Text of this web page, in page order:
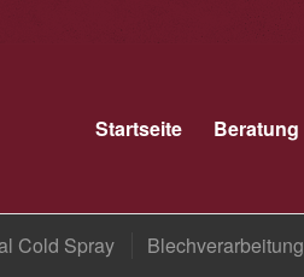
Startseite Beratung
Cold Spray Blechverarbeitung